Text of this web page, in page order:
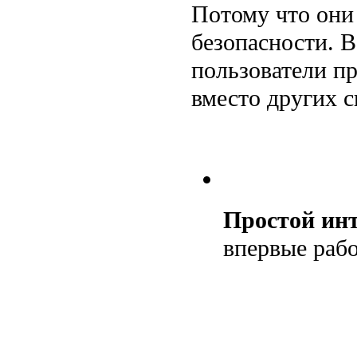
Потому что они
безопасности.
пользователи
вместо других
Простой
впервые